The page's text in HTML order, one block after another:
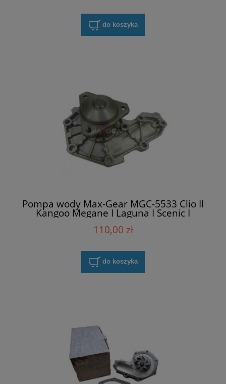
do koszyka
Pompa wody Max-Gear MGC-5533 Clio II
Kangoo Megane I Laguna I Scenic I
110,00 zł
do koszyka